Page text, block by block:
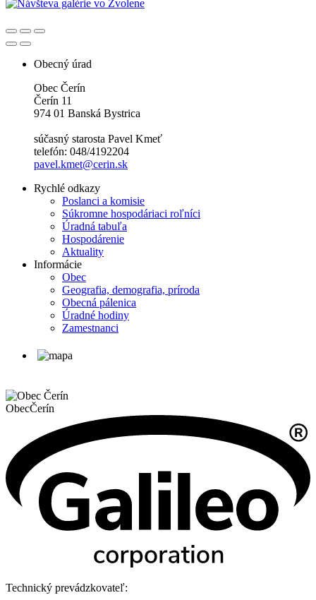
Obecný úrad
Obec Čerín
Čerín 11
974 01 Banská Bystrica
súčasný starosta Pavel Kmeť
telefón: 048/4192204
pavel.kmet@cerin.sk
Rychlé odkazy
Poslanci a komisie
Súkromne hospodáriaci roľníci
Úradná tabuľa
Hospodárenie
Aktuality
Informácie
Obec
Geografia, demografia, príroda
Obecná pálenica
Úradné hodiny
Zamestnanci
ObecČerín
Technický prevádzkovateľ: